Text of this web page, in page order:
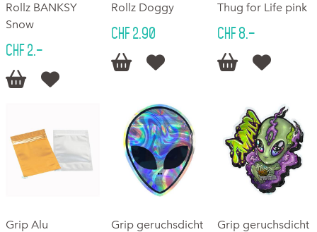
Rollz BANKSY
Snow
CHF 2.–
 
Rollz Doggy
CHF 2.90
 
Thug for Life pink
CHF 8.–
 
Grip Alu
Grip geruchsdicht
Grip geruchsdicht